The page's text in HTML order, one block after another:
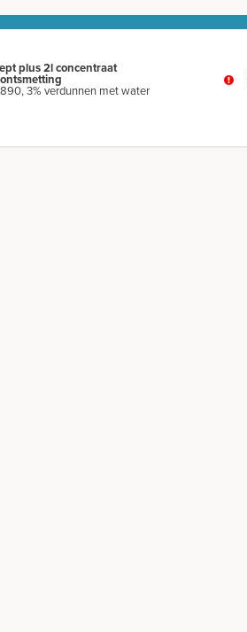
plus 2l concentraat
3% verdunnen met water